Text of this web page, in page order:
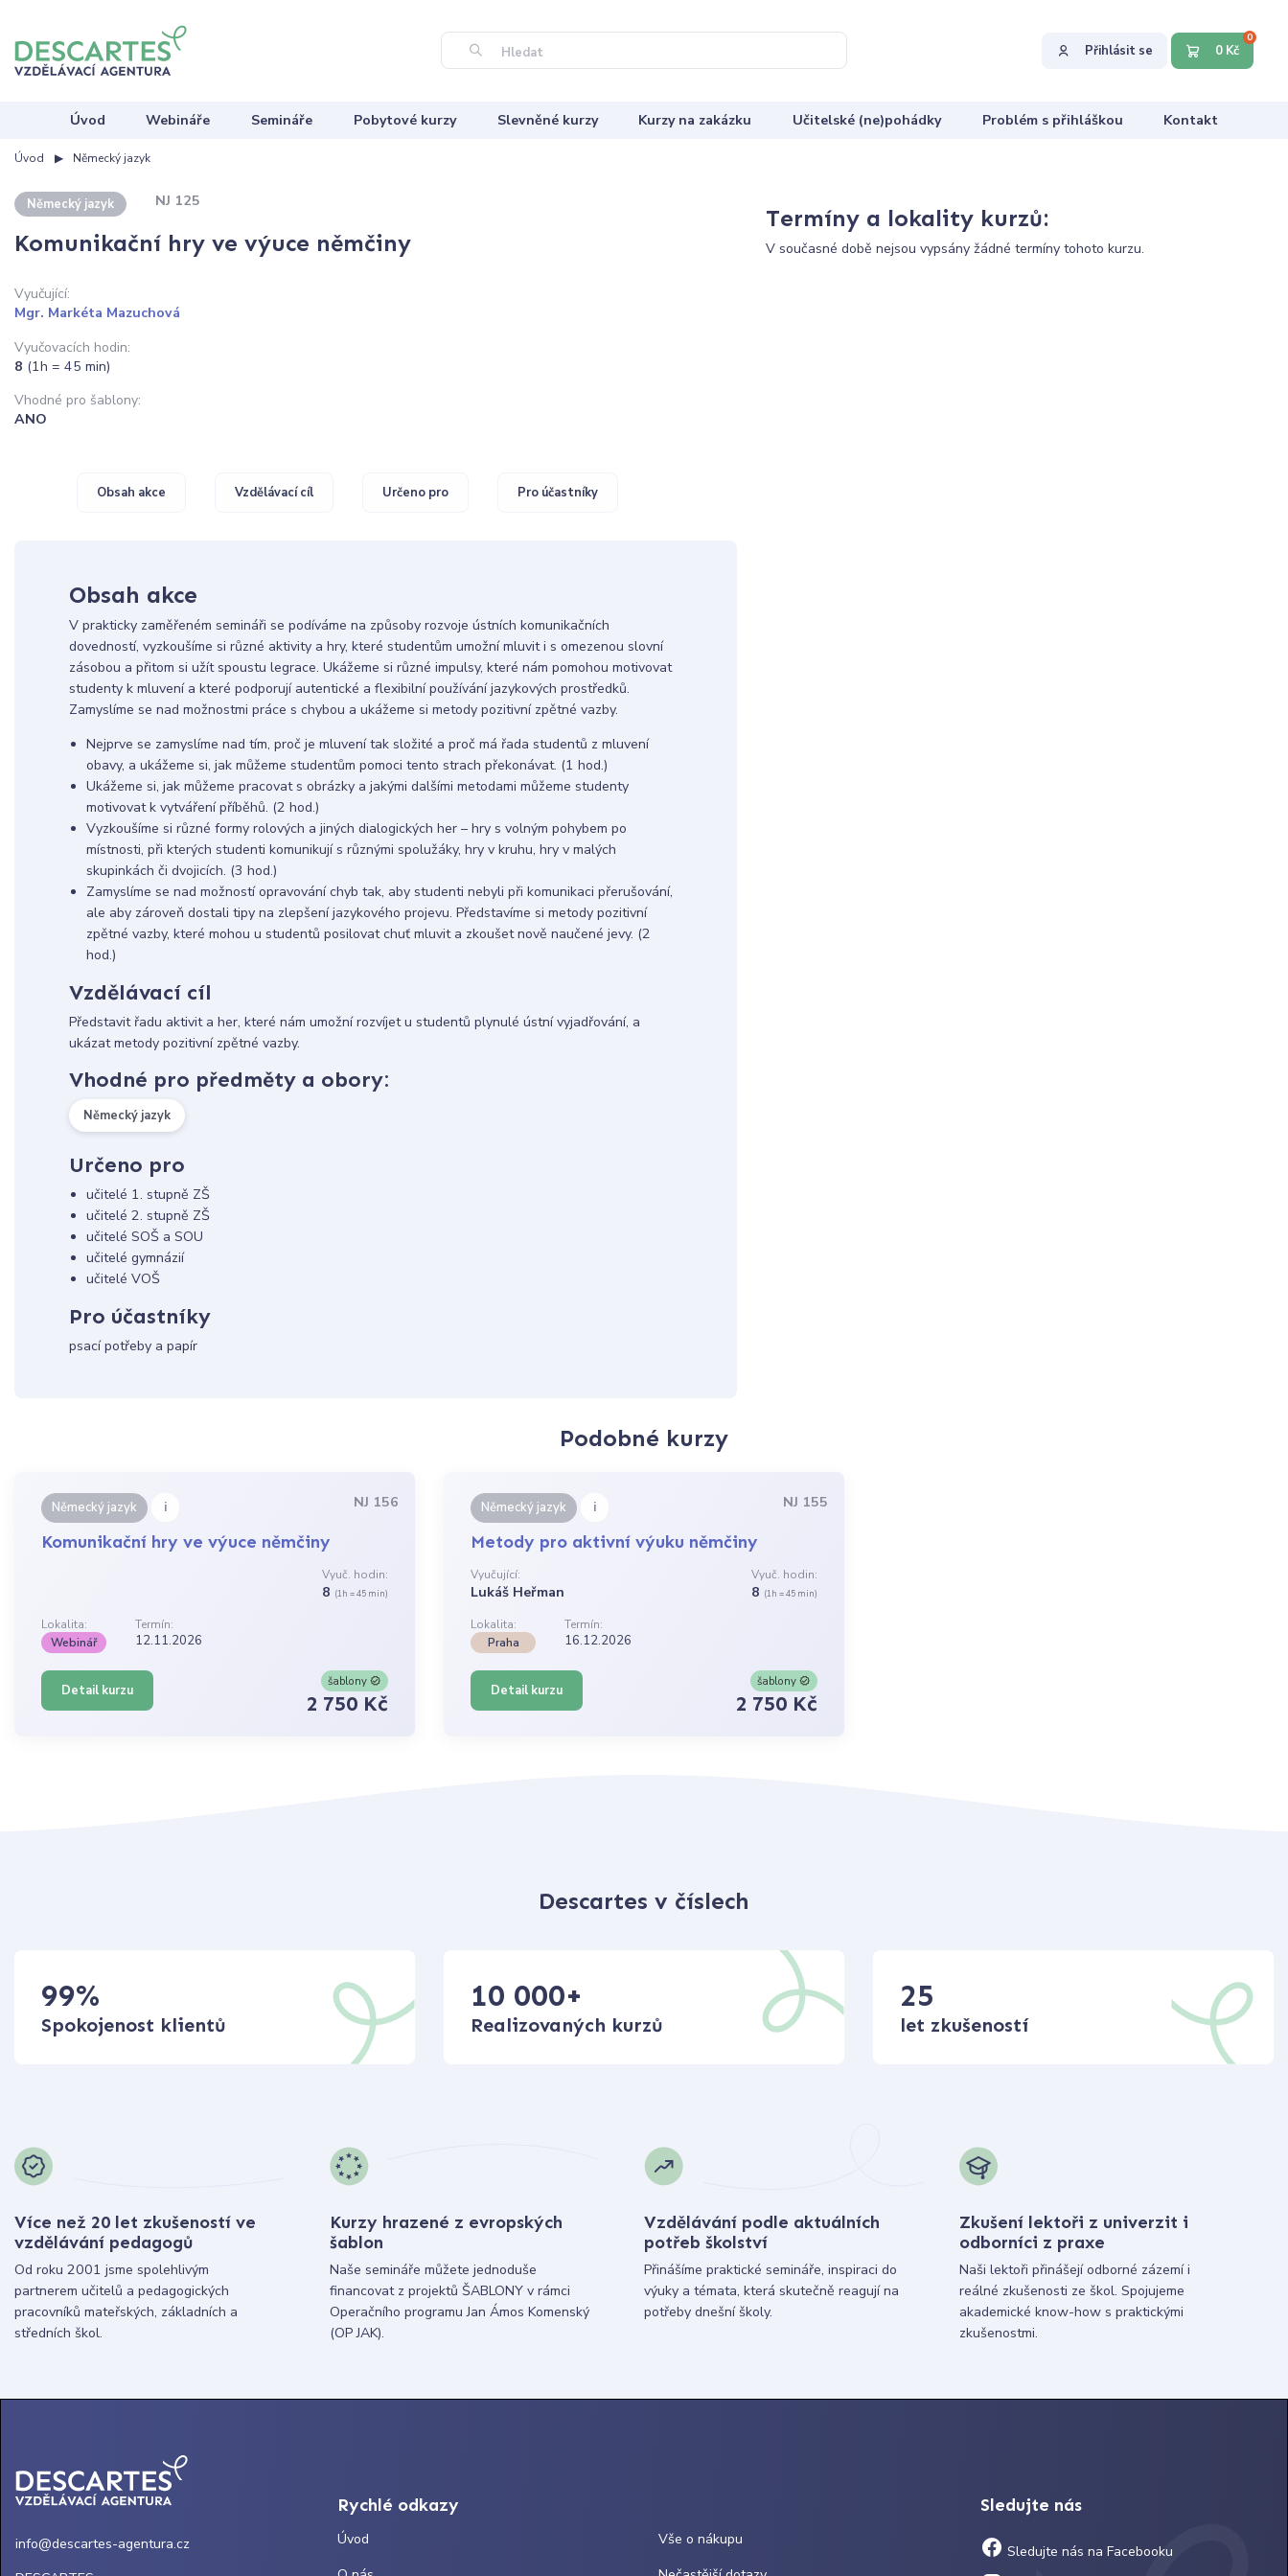
Hledat Přihlásit se 0 Kč
0
Úvod Webináře Semináře Pobytové kurzy Slevněné kurzy Kurzy na zakázku Učitelské (ne)pohádky Problém s přihláškou Kontakt
Úvod Německý jazyk
Německý jazyk NJ 125
Komunikační hry ve výuce němčiny
Vyučující:
Mgr. Markéta Mazuchová
Vyučovacích hodin:
8 (1h = 45 min)
Vhodné pro šablony:
ANO
Obsah akce Vzdělávací cíl Určeno pro Pro účastníky
Obsah akce
V prakticky zaměřeném semináři se podíváme na způsoby rozvoje ústních komunikačních
dovedností, vyzkoušíme si různé aktivity a hry, které studentům umožní mluvit i s omezenou slovní
zásobou a přitom si užít spoustu legrace. Ukážeme si různé impulsy, které nám pomohou motivovat
studenty k mluvení a které podporují autentické a flexibilní používání jazykových prostředků.
Zamyslíme se nad možnostmi práce s chybou a ukážeme si metody pozitivní zpětné vazby.
Nejprve se zamyslíme nad tím, proč je mluvení tak složité a proč má řada studentů z mluvení
obavy, a ukážeme si, jak můžeme studentům pomoci tento strach překonávat. (1 hod.)
Ukážeme si, jak můžeme pracovat s obrázky a jakými dalšími metodami můžeme studenty
motivovat k vytváření příběhů. (2 hod.)
Vyzkoušíme si různé formy rolových a jiných dialogických her – hry s volným pohybem po
místnosti, při kterých studenti komunikují s různými spolužáky, hry v kruhu, hry v malých
skupinkách či dvojicích. (3 hod.)
Zamyslíme se nad možností opravování chyb tak, aby studenti nebyli při komunikaci přerušování,
ale aby zároveň dostali tipy na zlepšení jazykového projevu. Představíme si metody pozitivní
zpětné vazby, které mohou u studentů posilovat chuť mluvit a zkoušet nově naučené jevy. (2
hod.)
Vzdělávací cíl
Představit řadu aktivit a her, které nám umožní rozvíjet u studentů plynulé ústní vyjadřování, a
ukázat metody pozitivní zpětné vazby.
Vhodné pro předměty a obory:
Německý jazyk
Určeno pro
učitelé 1. stupně ZŠ
učitelé 2. stupně ZŠ
učitelé SOŠ a SOU
učitelé gymnázií
učitelé VOŠ
Pro účastníky
psací potřeby a papír
Termíny a lokality kurzů:
V současné době nejsou vypsány žádné termíny tohoto kurzu.
Podobné kurzy
Německý jazyk i NJ 156
Komunikační hry ve výuce němčiny
Vyuč. hodin:
8 (1h = 45 min)
Lokalita:
Termín:
Webinář
12.11.2026
Detail kurzu
šablony
2 750 Kč
Německý jazyk i NJ 155
Metody pro aktivní výuku němčiny
Vyučující:
Lukáš Heřman
Vyuč. hodin:
8 (1h = 45 min)
Lokalita:
Termín:
Praha
16.12.2026
Detail kurzu
šablony
2 750 Kč
Descartes v číslech
99%
Spokojenost klientů
10 000+
Realizovaných kurzů
25
let zkušeností
Více než 20 let zkušeností ve
vzdělávání pedagogů
Od roku 2001 jsme spolehlivým
partnerem učitelů a pedagogických
pracovníků mateřských, základních a
středních škol.
Kurzy hrazené z evropských
šablon
Naše semináře můžete jednoduše
financovat z projektů ŠABLONY v rámci
Operačního programu Jan Ámos Komenský
(OP JAK).
Vzdělávání podle aktuálních
potřeb školství
Přinášíme praktické semináře, inspiraci do
výuky a témata, která skutečně reagují na
potřeby dnešní školy.
Zkušení lektoři z univerzit i
odborníci z praxe
Naši lektoři přinášejí odborné zázemí i
reálné zkušenosti ze škol. Spojujeme
akademické know-how s praktickými
zkušenostmi.
info@descartes-agentura.cz
Rychlé odkazy
Úvod
Vše o nákupu
Sledujte nás
Sledujte nás na Facebooku